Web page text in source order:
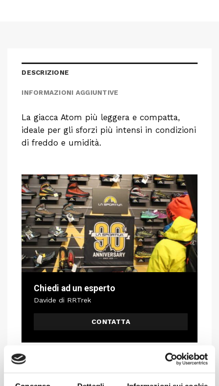
Chiedi ad un esperto
Davide di RRTrek
CONTATTA
DESCRIZIONE
INFORMAZIONI AGGIUNTIVE
La giacca Atom più leggera e compatta,
ideale per gli sforzi più intensi in condizioni
di freddo e umidità.